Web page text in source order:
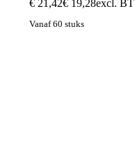
€ 21,42€ 19,28excl.
Vanaf 60 stuks